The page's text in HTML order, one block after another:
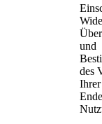
und
des